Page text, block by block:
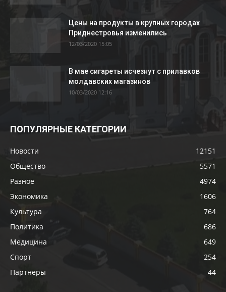
Цены на продукты в крупных городах
Приднестровья изменились
12/03/2020 15:05
В мае сигареты исчезнут с прилавков
молдавских магазинов
10/03/2020 12:16
ПОПУЛЯРНЫЕ КАТЕГОРИИ
Новости
12151
Общество
5571
Разное
4974
Экономика
1606
Культура
764
Политика
686
Медицина
649
Спорт
254
Партнеры
44